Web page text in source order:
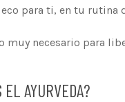
para ti, en tu rutina
muy necesario para
EL AYURVEDA?